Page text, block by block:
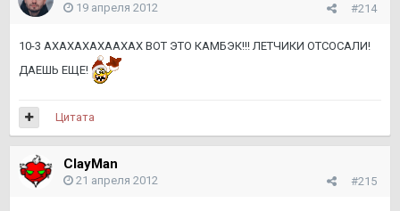
#214
19 апреля 2012
10-3 АХАХАХАХААХАХ ВОТ ЭТО КАМБЭК!!! ЛЕТЧИКИ ОТСОСАЛИ!
ДАЕШЬ ЕЩЕ!
Цитата
ClayMan
#215
21 апреля 2012